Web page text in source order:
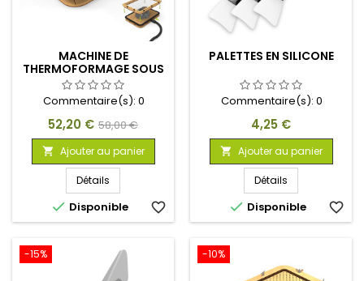
MACHINE DE
THERMOFORMAGE SOUS
VIDE GRANDE
Commentaire(s): 0
Prix
52,20 € Prix
de
base
58,00 €
 Ajouter au panier
Détails
 Disponible favorite_border
PALETTES EN SILICONE
Commentaire(s): 0
Prix
4,25 €
 Ajouter au panier
Détails
 Disponible favorite_border
-15% -10%